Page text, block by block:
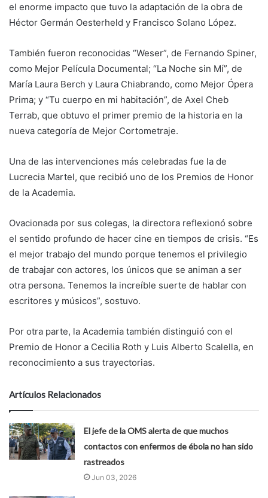
el enorme impacto que tuvo la adaptación de la obra de
Héctor Germán Oesterheld y Francisco Solano López.
También fueron reconocidas “Weser”, de Fernando Spiner,
como Mejor Película Documental; “La Noche sin Mí”, de
María Laura Berch y Laura Chiabrando, como Mejor Ópera
Prima; y “Tu cuerpo en mi habitación”, de Axel Cheb
Terrab, que obtuvo el primer premio de la historia en la
nueva categoría de Mejor Cortometraje.
Una de las intervenciones más celebradas fue la de
Lucrecia Martel, que recibió uno de los Premios de Honor
de la Academia.
Ovacionada por sus colegas, la directora reflexionó sobre
el sentido profundo de hacer cine en tiempos de crisis. “Es
el mejor trabajo del mundo porque tenemos el privilegio
de trabajar con actores, los únicos que se animan a ser
otra persona. Tenemos la increíble suerte de hablar con
escritores y músicos”, sostuvo.
Por otra parte, la Academia también distinguió con el
Premio de Honor a Cecilia Roth y Luis Alberto Scalella, en
reconocimiento a sus trayectorias.
Artículos Relacionados
El jefe de la OMS alerta de que muchos
contactos con enfermos de ébola no han sido
rastreados
Jun 03, 2026